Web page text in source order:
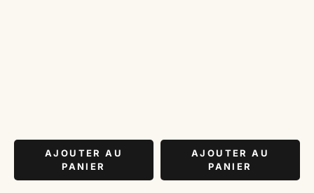
AJOUTER AU
PANIER
AJOUTER AU
PANIER